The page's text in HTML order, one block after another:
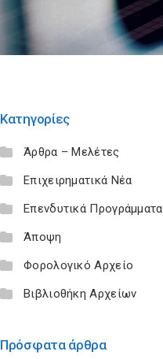
Κατηγορίες
Άρθρα – Μελέτες
Επιχειρηματικά Νέα
Επενδυτικά Προγράμματα
Άποψη
Φορολογικό Αρχείο
Βιβλιοθήκη Αρχείων
Πρόσφατα άρθρα